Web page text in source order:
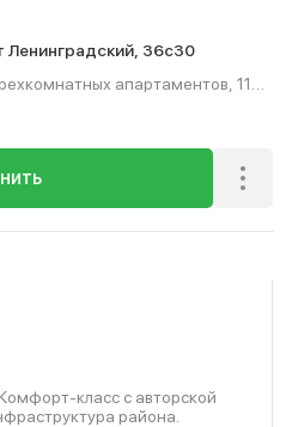
Ленинградский, 36с30
апартаментов, 110
с авторской
района.